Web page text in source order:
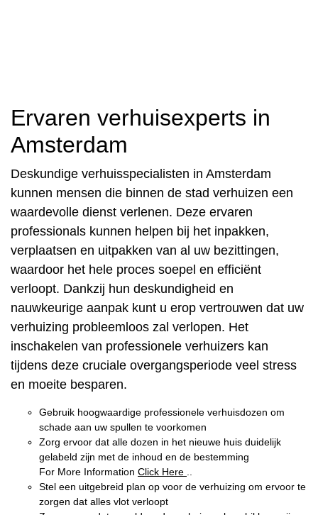
Ervaren verhuisexperts in
Amsterdam
Deskundige verhuisspecialisten in Amsterdam
kunnen mensen die binnen de stad verhuizen een
waardevolle dienst verlenen. Deze ervaren
professionals kunnen helpen bij het inpakken,
verplaatsen en uitpakken van al uw bezittingen,
waardoor het hele proces soepel en efficiënt
verloopt. Dankzij hun deskundigheid en
nauwkeurige aanpak kunt u erop vertrouwen dat uw
verhuizing probleemloos zal verlopen. Het
inschakelen van professionele verhuizers kan
tijdens deze cruciale overgangsperiode veel stress
en moeite besparen.
Gebruik hoogwaardige professionele verhuisdozen om
schade aan uw spullen te voorkomen
Zorg ervoor dat alle dozen in het nieuwe huis duidelijk
gelabeld zijn met de inhoud en de bestemming
For More Information Click Here
Stel een uitgebreid plan op voor de verhuizing om ervoor te
zorgen dat alles vlot verloopt